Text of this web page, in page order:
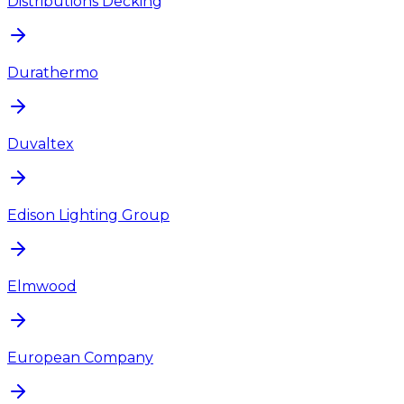
Durathermo
Duvaltex
Edison Lighting Group
Elmwood
European Company